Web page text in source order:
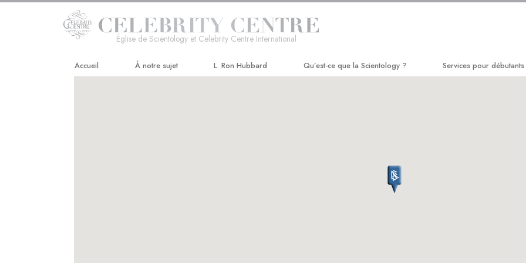
Église de Scientology et Celebrity Centre International
Accueil À notre sujet L. Ron Hubbard Qu’est-ce que la Scientology ?
Rencontrez un scientologue
Services pour débutants